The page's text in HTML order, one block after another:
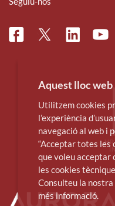
FacebookTwitterLinkedin
Aquest lloc
Utilitzem cookies
l’experiència
navegació al web i
“Acceptar totes les
que voleu acceptar
les cookies
Consulteu la nostra
més informació.